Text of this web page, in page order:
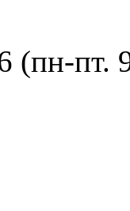
(пн-пт.